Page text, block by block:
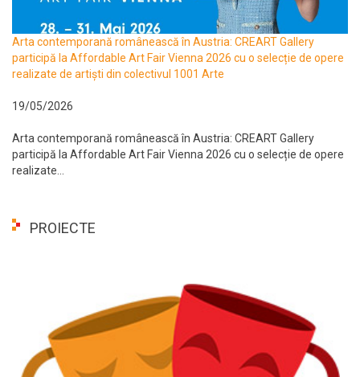
Arta contemporană românească în Austria: CREART Gallery
participă la Affordable Art Fair Vienna 2026 cu o selecție de opere
realizate de artiști din colectivul 1001 Arte
19/05/2026
Arta contemporană românească în Austria: CREART Gallery
participă la Affordable Art Fair Vienna 2026 cu o selecție de opere
realizate...
PROIECTE